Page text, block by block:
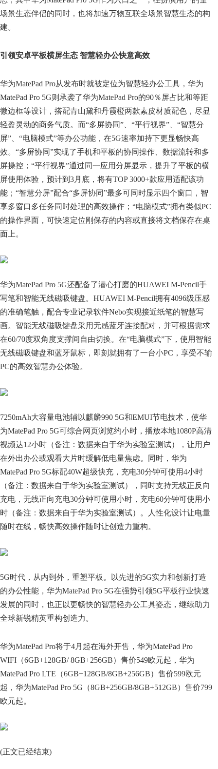
场景生态伴侣的同时，也将加速万物互联全场景智慧生态的构
建。
引领安卓平板横屏生态 智慧轻办公快意高效
华为MatePad Pro从发布时就被定位为智慧轻办公工具，华为
MatePad Pro 5G则承袭了华为MatePad Pro的90％屏占比和等距
微边框等设计，搭配青山黛和丹霞橙两款素皮材质配色，尽显
轻盈灵动的商务气质。而“多屏协同”、“平行视界”、“智慧分
屏”、“电脑模式”等办公功能，在5G速率加持下更显畅快高
效。“多屏协同”实现了手机和平板的协同操作、数据流转和多
屏操控；“平行视界”通过同一应用分屏显示，提升了平板的横
屏使用体验，预计到3月底，将有TOP 3000+款应用适配该功
能；“智慧分屏”配合“多屏协同”最多可同时显示四个窗口，智
享多窗口多任务同时处理的高效操作；“电脑模式”拥有类似PC
的操作界面，可快速定位刚保存的内容或直接将文档保存在桌
面上。
华为MatePad Pro 5G还配备了潜心打磨的HUAWEI M-Pencil手
写笔和智能无线磁吸键盘。HUAWEI M-Pencil拥有4096级压感
的准确笔触，配合专业记录软件Nebo实现接近纸笔的智慧写
画。智能无线磁吸键盘采用无感蓝牙连接配对，并可根据需求
在60/70度双角度支撑间自由切换。在“电脑模式”下，使用智能
无线磁吸键盘和蓝牙鼠标，即刻就拥有了一台小PC，享受不输
PC的高效智慧办公体验。
7250mAh大容量电池辅以麒麟990 5G和EMUI节电技术，使华
为MatePad Pro 5G可综合网页浏览约小时，播放本地1080P高清
视频达12小时（备注：数据来自于华为实验室测试），让用户
在外出办公或观看大片时缓解低电量焦虑。同时，华为
MatePad Pro 5G标配40W超级快充，充电30分钟可使用4小时
（备注：数据来自于华为实验室测试），同时支持无线正反向
充电，无线正向充电30分钟可使用小时，充电60分钟可使用小
时（备注：数据来自于华为实验室测试）。人性化设计让电量
随时在线，畅快高效操作随时让创造力重构。
5G时代，从内到外，重塑平板。以先进的5G实力和创新打造
的办公性能，华为MatePad Pro 5G在强势引领5G平板行业快速
发展的同时，也正以更畅快的智慧轻办公工具姿态，继续助力
全球新锐精英重构创造力。
华为MatePad Pro将于4月起在海外开售，华为MatePad Pro
WIFI（6GB+128GB/ 8GB+256GB）售价549欧元起，华为
MatePad Pro LTE（6GB+128GB/8GB+256GB）售价599欧元
起，华为MatePad Pro 5G（8GB+256GB/8GB+512GB）售价799
欧元起。
(正文已经结束)